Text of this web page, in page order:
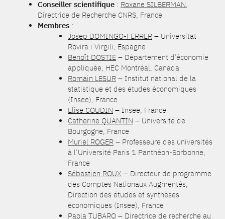
Conseiller scientifique: Roxane SILBERMAN,
Directrice de Recherche CNRS, France
Membres:
Josep DOMINGO-FERRER– Universitat
Rovira i Virgili, Espagne
Benoît DOSTIE– Département d’économie
appliquée, HEC Montréal, Canada
Romain LESUR– Institut national de la
statistique et des études économiques
(Insee), France
Elise COUDIN – Insee, France
Catherine QUANTIN – Université de
Bourgogne, France
Muriel ROGER– Professeure des universités
à l’Université Paris 1 Panthéon-Sorbonne,
France
Sébastien ROUX – Directeur de programme
des Comptes Nationaux Augmentés,
Direction des études et synthèses
économiques (Insee), France
Paola TUBARO– Directrice de recherche au